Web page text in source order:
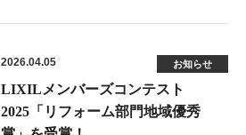
2026.04.05 お知らせ
LIXILメンバーズコンテスト
2025「リフォーム部門地域優秀